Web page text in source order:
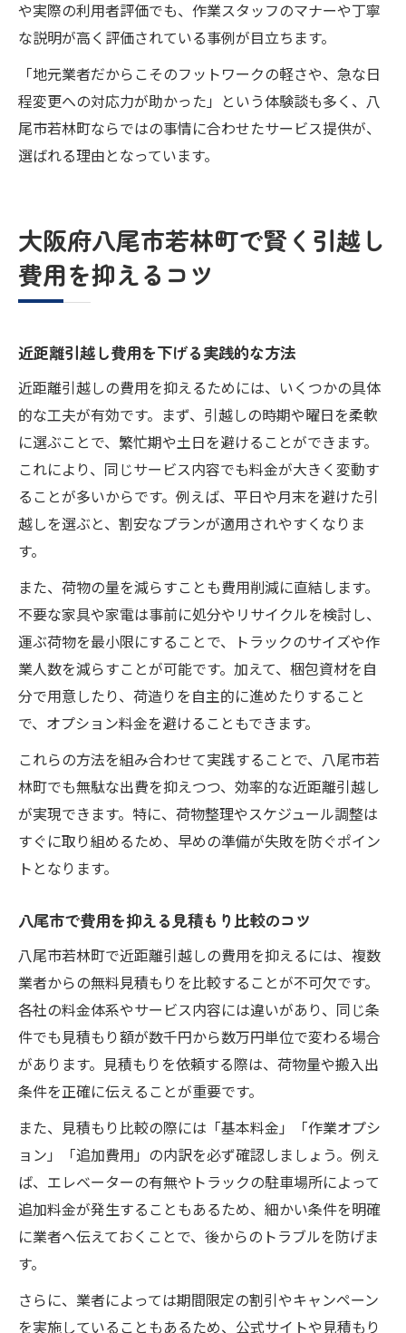
や実際の利用者評価でも、作業スタッフのマナーや丁寧
な説明が高く評価されている事例が目立ちます。
「地元業者だからこそのフットワークの軽さや、急な日
程変更への対応力が助かった」という体験談も多く、八
尾市若林町ならではの事情に合わせたサービス提供が、
選ばれる理由となっています。
大阪府八尾市若林町で賢く引越し
費用を抑えるコツ
近距離引越し費用を下げる実践的な方法
近距離引越しの費用を抑えるためには、いくつかの具体
的な工夫が有効です。まず、引越しの時期や曜日を柔軟
に選ぶことで、繁忙期や土日を避けることができます。
これにより、同じサービス内容でも料金が大きく変動す
ることが多いからです。例えば、平日や月末を避けた引
越しを選ぶと、割安なプランが適用されやすくなりま
す。
また、荷物の量を減らすことも費用削減に直結します。
不要な家具や家電は事前に処分やリサイクルを検討し、
運ぶ荷物を最小限にすることで、トラックのサイズや作
業人数を減らすことが可能です。加えて、梱包資材を自
分で用意したり、荷造りを自主的に進めたりすること
で、オプション料金を避けることもできます。
これらの方法を組み合わせて実践することで、八尾市若
林町でも無駄な出費を抑えつつ、効率的な近距離引越し
が実現できます。特に、荷物整理やスケジュール調整は
すぐに取り組めるため、早めの準備が失敗を防ぐポイン
トとなります。
八尾市で費用を抑える見積もり比較のコツ
八尾市若林町で近距離引越しの費用を抑えるには、複数
業者からの無料見積もりを比較することが不可欠です。
各社の料金体系やサービス内容には違いがあり、同じ条
件でも見積もり額が数千円から数万円単位で変わる場合
があります。見積もりを依頼する際は、荷物量や搬入出
条件を正確に伝えることが重要です。
また、見積もり比較の際には「基本料金」「作業オプシ
ョン」「追加費用」の内訳を必ず確認しましょう。例え
ば、エレベーターの有無やトラックの駐車場所によって
追加料金が発生することもあるため、細かい条件を明確
に業者へ伝えておくことで、後からのトラブルを防げま
す。
さらに、業者によっては期間限定の割引やキャンペーン
を実施していることもあるため、公式サイトや見積もり